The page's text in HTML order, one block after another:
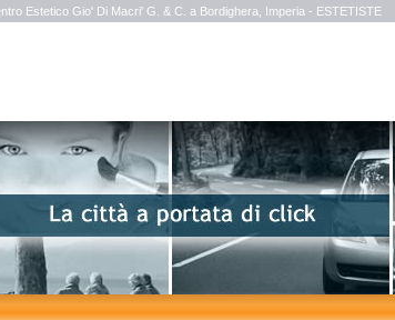
Estetico Gio' Di Macri' G. & C. a Bordighera, Imperia - ESTETISTE